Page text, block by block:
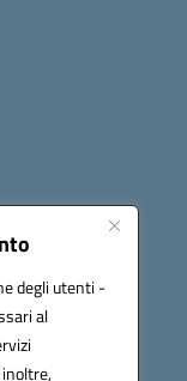
degli utenti -
al